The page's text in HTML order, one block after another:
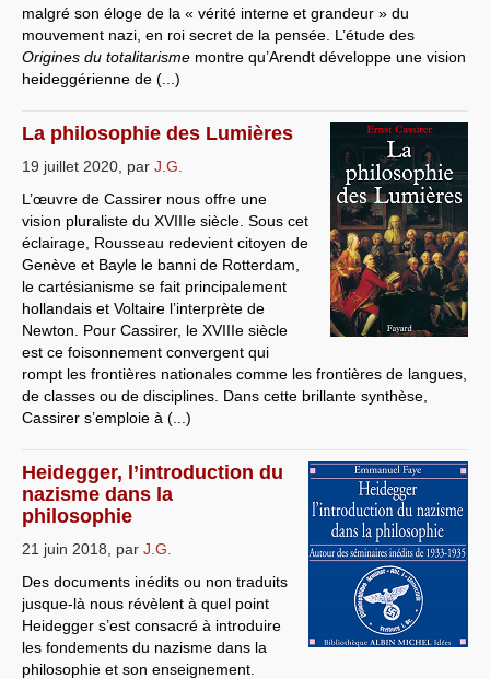
malgré son éloge de la « vérité interne et grandeur » du
mouvement nazi, en roi secret de la pensée. L’étude des
Origines du totalitarisme montre qu’Arendt développe une vision
heideggérienne de (...)
La philosophie des Lumières
19 juillet 2020 par J.G.
L’œuvre de Cassirer nous offre une
vision pluraliste du XVIIIe siècle. Sous cet
éclairage, Rousseau redevient citoyen de
Genève et Bayle le banni de Rotterdam,
le cartésianisme se fait principalement
hollandais et Voltaire l’interprète de
Newton. Pour Cassirer, le XVIIIe siècle
est ce foisonnement convergent qui
rompt les frontières nationales comme les frontières de langues,
de classes ou de disciplines. Dans cette brillante synthèse,
Cassirer s’emploie à (...)
Heidegger, l’introduction du
nazisme dans la
philosophie
21 juin 2018 par J.G.
Des documents inédits ou non traduits
jusque-là nous révèlent à quel point
Heidegger s’est consacré à introduire
les fondements du nazisme dans la
philosophie et son enseignement.